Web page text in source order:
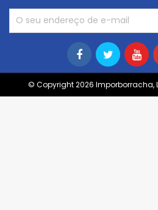
© Copyright 2026 Imporborracha,